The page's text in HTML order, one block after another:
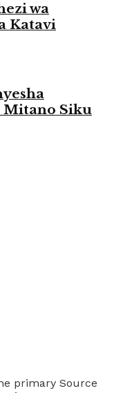
wa
Katavi
Mitano Siku
primary Source